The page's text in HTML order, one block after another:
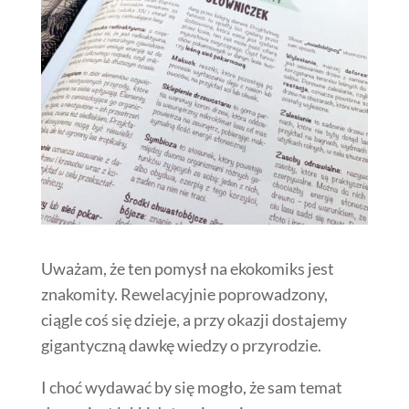
Uważam, że ten pomysł na ekokomiks jest
znakomity. Rewelacyjnie poprowadzony,
ciągle coś się dzieje, a przy okazji dostajemy
gigantyczną dawkę wiedzy o przyrodzie.
I choć wydawać by się mogło, że sam temat